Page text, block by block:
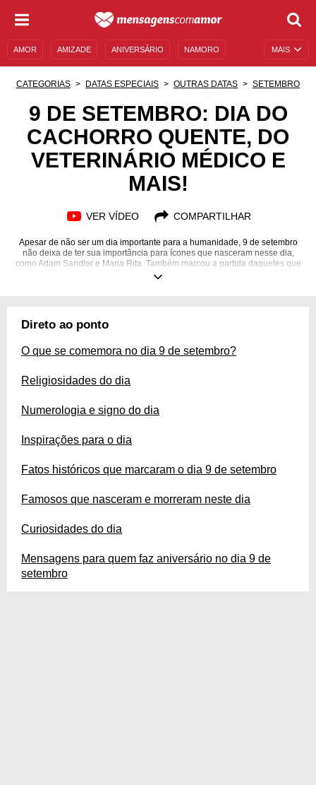
MAIS
AMOR AMIZADE ANIVERSÁRIO NAMORO
MENSAGENS E FRASES MENSAGENS DE ANIVERSÁRIO
ENTRETENIMENTO FAMOSOS BÍBLIA
CATEGORIAS DATAS ESPECIAIS OUTRAS DATAS SETEMBRO
9 DE SETEMBRO: DIA DO
CACHORRO QUENTE, DO
VETERINÁRIO MÉDICO E
MAIS!
VER VÍDEO COMPARTILHAR
Apesar de não ser um dia importante para a humanidade, 9 de setembro
não deixa de ter sua importância para ícones que nasceram nesse dia,
como Adam Sandler e Maria Rita. Também marcou a partida daqueles que
contribuíram para a formação de culturas, como o icônico Mr. Catra.
curiosidades desse dia especial e que marcará gerações!
Direto ao ponto
O que se comemora no dia 9 de setembro?
Religiosidades do dia
Numerologia e signo do dia
Inspirações para o dia
Fatos históricos que marcaram o dia 9 de setembro
Famosos que nasceram e morreram neste dia
Curiosidades do dia
Mensagens para quem faz aniversário no dia 9 de
setembro